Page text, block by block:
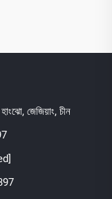
জেজিয়াং, চীন